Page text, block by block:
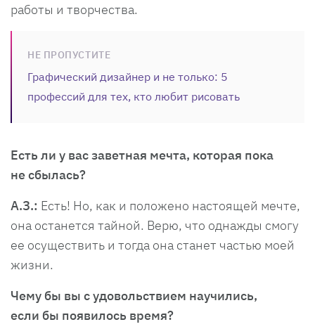
работы и творчества.
НЕ ПРОПУСТИТЕ
Графический дизайнер и не только: 5
профессий для тех, кто любит рисовать
Есть ли у вас заветная мечта, которая пока
не сбылась?
А.З.: Есть! Но, как и положено настоящей мечте,
она останется тайной. Верю, что однажды смогу
ее осуществить и тогда она станет частью моей
жизни.
Чему бы вы с удовольствием научились,
если бы появилось время?